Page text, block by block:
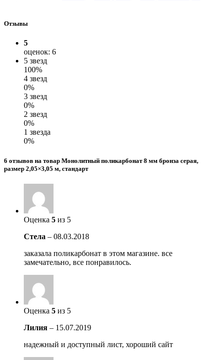
Отзывы
5
оценок: 6
5 звезд
100%
4 звезд
0%
3 звезд
0%
2 звезд
0%
1 звезда
0%
6 отзывов на товар Монолитный поликарбонат 8 мм бронза серая,
размер 2,05×3,05 м, стандарт
Оценка 5 из 5
Стела – 08.03.2018
заказала поликарбонат в этом магазине. все
замечательно, все понравилось.
Оценка 5 из 5
Лилия – 15.07.2019
надежный и доступный лист, хороший сайт